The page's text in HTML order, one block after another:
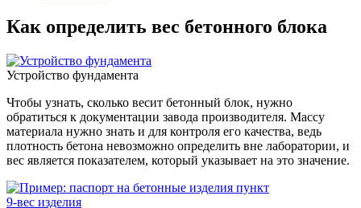
Как определить вес бетонного блока
Устройство фундамента
Чтобы узнать, сколько весит бетонный блок, нужно
обратиться к документации завода производителя. Массу
материала нужно знать и для контроля его качества, ведь
плотность бетона невозможно определить вне лаборатории, и
вес является показателем, который указывает на это значение.